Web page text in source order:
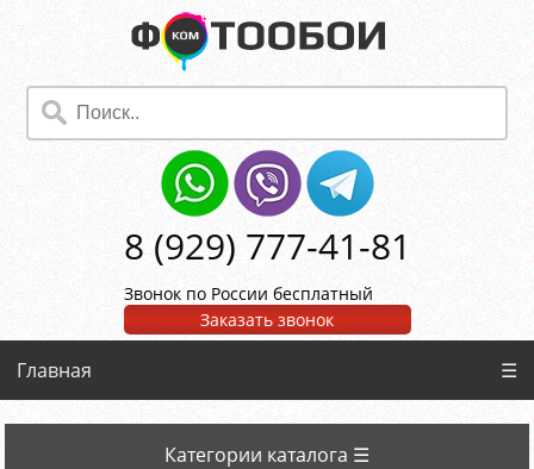
8 (929) 777-41-81
Звонок по России бесплатный
Заказать звонок
Главная ☰
Категории каталога ☰